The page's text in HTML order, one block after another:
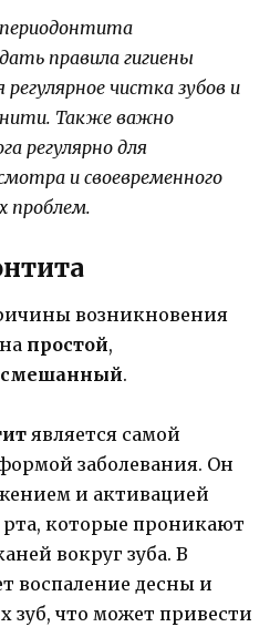
правила гигиены
чистка зубов и
нити. Также важно
регулярно для
и своевременного
проблем.
возникновения
простой,
смешанный.
является самой
заболевания. Он
и активацией
которые проникают
вокруг зуба. В
воспаление десны и
зуб, что может привести